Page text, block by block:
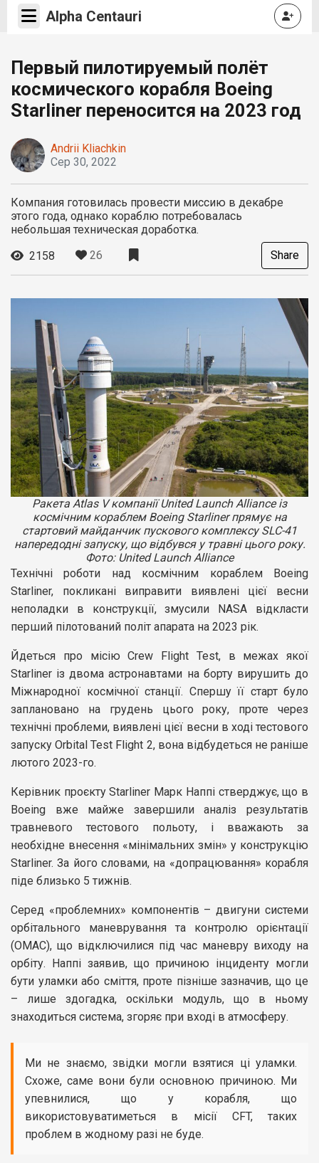
Alpha Centauri
Первый пилотируемый полёт
космического корабля Boeing
Starliner переносится на 2023 год
Andrii Kliachkin
Сер 30, 2022
Компания готовилась провести миссию в декабре
этого года, однако кораблю потребовалась
небольшая техническая доработка.
2158
26 Share
Ракета Atlas V компанії United Launch Alliance із
космічним кораблем Boeing Starliner прямує на
стартовий майданчик пускового комплексу SLC-41
напередодні запуску, що відбувся у травні цього року.
Фото: United Launch Alliance
Технічні роботи над космічним кораблем Boeing
Starliner, покликані виправити виявлені цієї весни
неполадки в конструкції, змусили NASA відкласти
перший пілотований політ апарата на 2023 рік.
Йдеться про місію Crew Flight Test, в межах якої
Starliner із двома астронавтами на борту вирушить до
Міжнародної космічної станції. Спершу її старт було
заплановано на грудень цього року, проте через
технічні проблеми, виявлені цієї весни в ході тестового
запуску Orbital Test Flight 2, вона відбудеться не раніше
лютого 2023-го.
Керівник проєкту Starliner Марк Наппі стверджує, що в
Boeing вже майже завершили аналіз результатів
травневого тестового польоту, і вважають за
необхідне внесення «мінімальних змін» у конструкцію
Starliner. За його словами, на «допрацювання» корабля
піде близько 5 тижнів.
Серед «проблемних» компонентів – двигуни системи
орбітального маневрування та контролю орієнтації
(OMAC), що відключилися під час маневру виходу на
орбіту. Наппі заявив, що причиною інциденту могли
бути уламки або сміття, проте пізніше зазначив, що це
– лише здогадка, оскільки модуль, що в ньому
знаходиться система, згоряє при вході в атмосферу.
Ми не знаємо, звідки могли взятися ці уламки.
Схоже, саме вони були основною причиною. Ми
упевнилися, що у корабля, що
використовуватиметься в місії CFT, таких
проблем в жодному разі не буде.